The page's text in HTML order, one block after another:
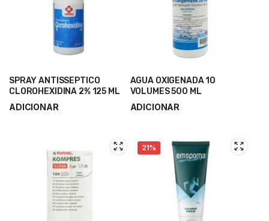
SPRAY ANTISSEPTICO
CLOROHEXIDINA 2% 125 ML
ADICIONAR
AGUA OXIGENADA 10
VOLUMES 500 ML
ADICIONAR
21%